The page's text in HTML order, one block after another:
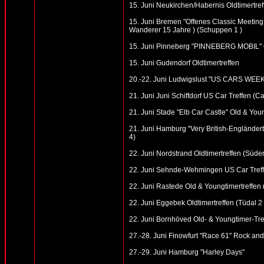
15. Juni Neukirchen/Habernis
15. Juni Bremen "Offenes Classic
Wanderer 15 Jahre ) (Schuppen 1 )
15. Juni Pinneberg "PINNEBERG
15. Juni Gudendorf Oldtimertreffen
20.-22. Juni Ludwigslust "US CARS
21. Juni Juni Schiffdorf US Car Treffen
21. Juni Stade "Elb Car Castle" Old &
21. Juni Hamburg "Very British-
4)
22. Juni Nordstrand Oldtimertreffen
22. Juni Sehnde-Wehmingen US Car
22. Juni Rastede Old &
22. Juni Eggebek Oldtimertreffen (Tüdal 2
22. Juni Bornhöved Old- & Youngtimer-
27.-28. Juni Finowfurt "Race 61" Rock
27.-29. Juni Hamburg "Harley Days"